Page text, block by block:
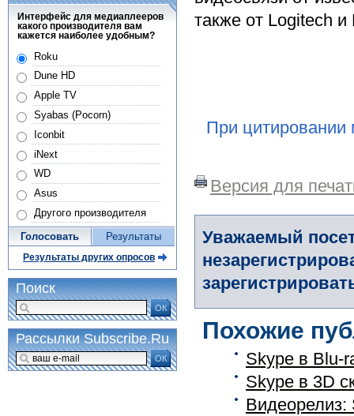
также от Logitech и
При цитировании
Версия для
Уважаемый
Похожие
Skype в Blu-
Skype в 3D
Видеорелиз:
Интерфейс для медиаплееров
какого производителя вам
кажется наиболее удобным?
Roku
Dune HD
Apple TV
Syabas (Pocorn)
Iconbit
iNext
WD
Asus
Другого производителя
Голосовать Результаты
Результаты других опросов
Поиск
ОК
Рассылки Subscribe.Ru
ОК